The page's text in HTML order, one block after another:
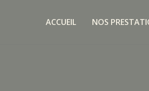
ACCUEIL NOS